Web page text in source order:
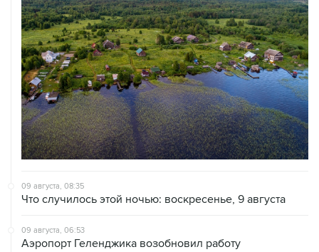
09 августа, 08:35
Что случилось этой ночью: воскресенье, 9 августа
09 августа, 06:53
Аэропорт Геленджика возобновил работу